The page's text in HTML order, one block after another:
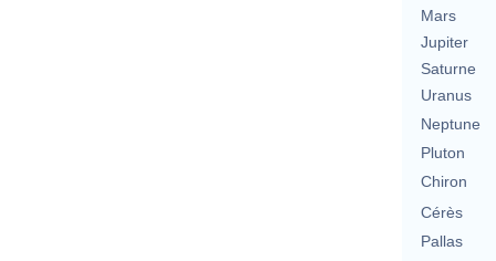
Mars
Jupiter
Saturne
Uranus
Neptune
Pluton
Chiron
Cérès
Pallas